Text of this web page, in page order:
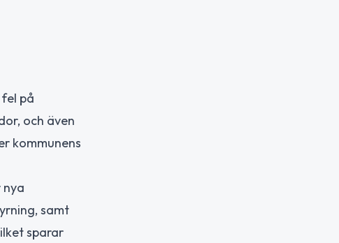
på
och även
kommunens
nya
samt
sparar